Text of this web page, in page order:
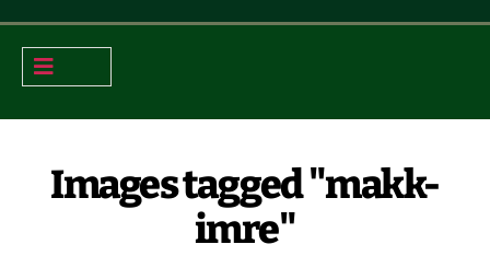
Images tagged "makk-
imre"